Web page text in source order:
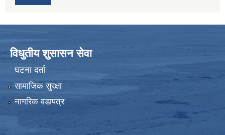
विधुतीय शुसासन सेवा
घटना दर्ता
सामाजिक सुरक्षा
नागरिक वडापत्र